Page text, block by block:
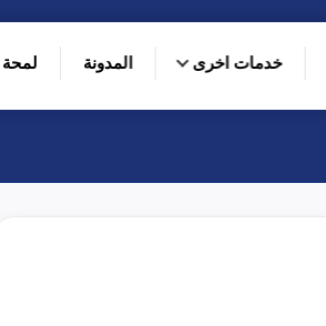
خدمات اخرى المدونة